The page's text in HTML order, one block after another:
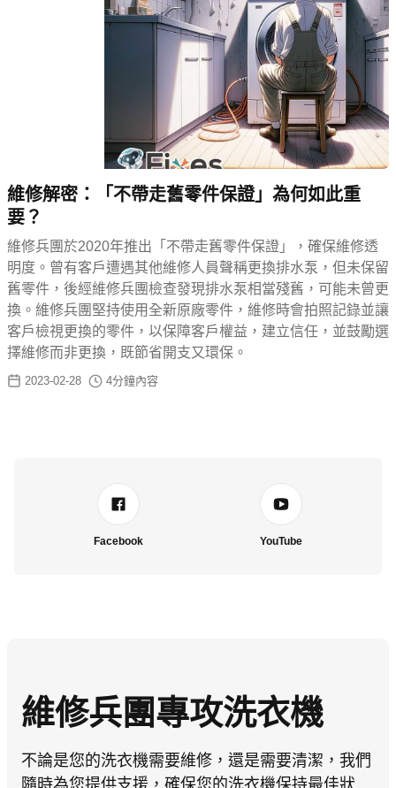
維修解密：「不帶走舊零件保證」為何如此重
要？
維修兵團於2020年推出「不帶走舊零件保證」，確保維修透
明度。曾有客戶遭遇其他維修人員聲稱更換排水泵，但未保留
舊零件，後經維修兵團檢查發現排水泵相當殘舊，可能未曾更
換。維修兵團堅持使用全新原廠零件，維修時會拍照記錄並讓
客戶檢視更換的零件，以保障客戶權益，建立信任，並鼓勵選
擇維修而非更換，既節省開支又環保。
2023-02-28 4分鐘內容
Facebook YouTube
維修兵團專攻洗衣機
不論是您的洗衣機需要維修，還是需要清潔，我們
隨時為您提供支援，確保您的洗衣機保持最佳狀